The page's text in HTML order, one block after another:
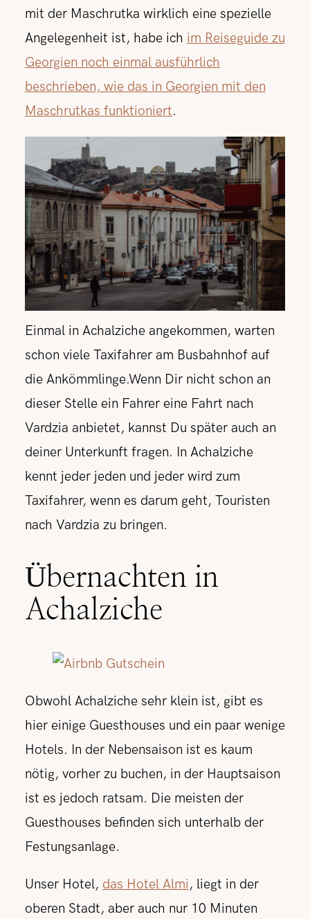
mit der Maschrutka wirklich eine spezielle
Angelegenheit ist, habe ich im Reiseguide zu
Georgien noch einmal ausführlich
beschrieben, wie das in Georgien mit den
Maschrutkas funktioniert.
Einmal in Achalziche angekommen, warten
schon viele Taxifahrer am Busbahnhof auf
die Ankömmlinge.Wenn Dir nicht schon an
dieser Stelle ein Fahrer eine Fahrt nach
Vardzia anbietet, kannst Du später auch an
deiner Unterkunft fragen. In Achalziche
kennt jeder jeden und jeder wird zum
Taxifahrer, wenn es darum geht, Touristen
nach Vardzia zu bringen.
Übernachten in
Achalziche
Obwohl Achalziche sehr klein ist, gibt es
hier einige Guesthouses und ein paar wenige
Hotels. In der Nebensaison ist es kaum
nötig, vorher zu buchen, in der Hauptsaison
ist es jedoch ratsam. Die meisten der
Guesthouses befinden sich unterhalb der
Festungsanlage.
Unser Hotel, das Hotel Almi, liegt in der
oberen Stadt, aber auch nur 10 Minuten